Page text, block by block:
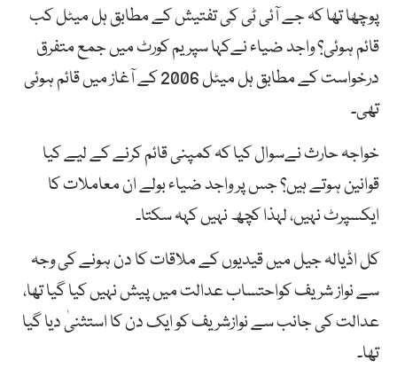
پوچھا تھا کہ جے آئی ٹی کی تفتیش کے مطابق ہل میٹل کب
قائم ہوئی؟ واجد ضیاء نےکہا سپریم کورٹ میں جمع متفرق
درخواست کے مطابق ہل میٹل 2006 کے آغاز میں قائم ہوئی
تھی۔
خواجہ حارث نےسوال کیا کہ کمپنی قائم کرنے کے لیے کیا
قوانین ہوتے ہیں؟ جس پر واجد ضیاء بولے ان معاملات کا
ایکسپرٹ نہیں، لہذا کچھ نہیں کہہ سکتا۔
کل اڈیالہ جیل میں قیدیوں کے ملاقات کا دن ہونے کی وجہ
سے نواز شریف کواحتساب عدالت میں پیش نہیں کیا گیا تھا،
عدالت کی جانب سے نوازشریف کو ایک دن کا استثنیٰ دیا گیا
تھا۔